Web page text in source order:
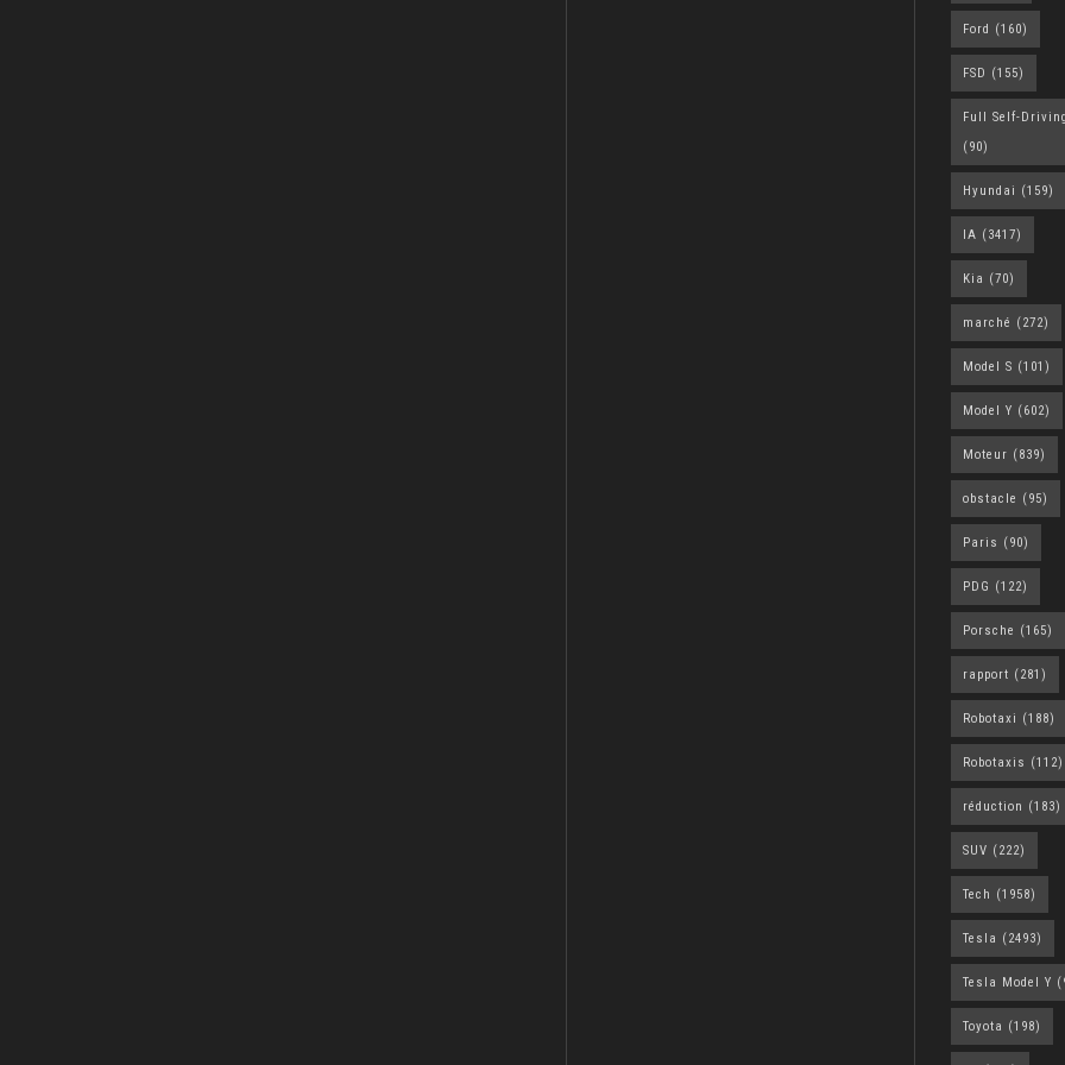
Ford (160)
FSD (155)
Full Self-
(90)
Hyundai (159)
IA (3417)
Kia (70)
marché (272)
Model S (101)
Model Y (602)
Moteur (839)
obstacle (95)
Paris (90)
PDG (122)
Porsche (165)
rapport (281)
Robotaxi (188)
Robotaxis (112)
réduction (183)
SUV (222)
Tech (1958)
Tesla (2493)
Tesla Model Y
Toyota (198)